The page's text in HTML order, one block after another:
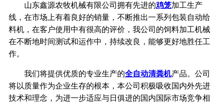
山东鑫源农牧机械有限公司拥有先进的鸡笼加工生产
线，在市场上有着良好的销量，不断推出一系列包装自动给
料机，在客户使用中有很高的评价，我公司的饲料加工机械
在不断地时间测试和运作中，持续改良，能够更好地胜任工
作。
我们将提供优质的专业生产的全自动清粪机产品。公司
将以质量作为企业生存的根本， 本公司积极吸收国内外先进
技术和理念， 为进一步适应与日俱进的国内国际市场竞争相